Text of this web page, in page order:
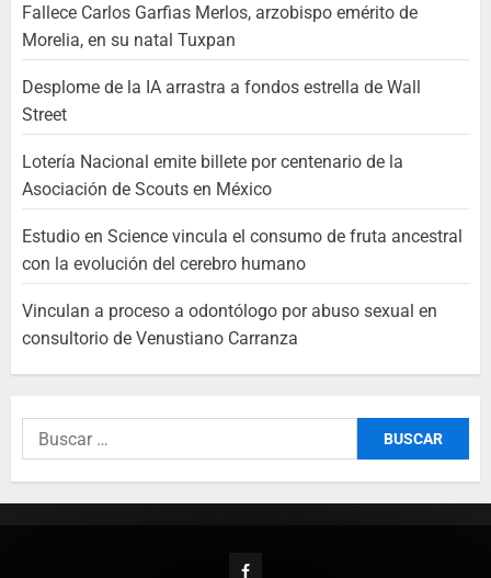
Fallece Carlos Garfias Merlos, arzobispo emérito de
Morelia, en su natal Tuxpan
Desplome de la IA arrastra a fondos estrella de Wall
Street
Lotería Nacional emite billete por centenario de la
Asociación de Scouts en México
Estudio en Science vincula el consumo de fruta ancestral
con la evolución del cerebro humano
Vinculan a proceso a odontólogo por abuso sexual en
consultorio de Venustiano Carranza